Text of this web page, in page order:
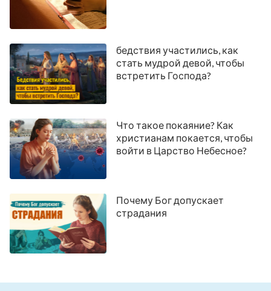
бедствия участились, как
стать мудрой девой, чтобы
встретить Господа?
Что такое покаяние? Как
христианам покается, чтобы
войти в Царство Небесное?
Почему Бог допускает
страдания